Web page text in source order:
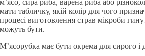
м’ясо, сира риба, варена риба або
мати табличку, якій колір для чого
процесі виготовлення страв мікроби
можуть бути.
М’ясорубка має бути окрема для сирого і